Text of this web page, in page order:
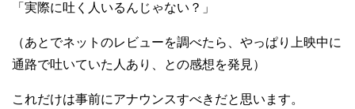
「実際に吐く人いるんじゃない？」
（あとでネットのレビューを調べたら、やっぱり上映中に
通路で吐いていた人あり、との感想を発見）
これだけは事前にアナウンスすべきだと思います。